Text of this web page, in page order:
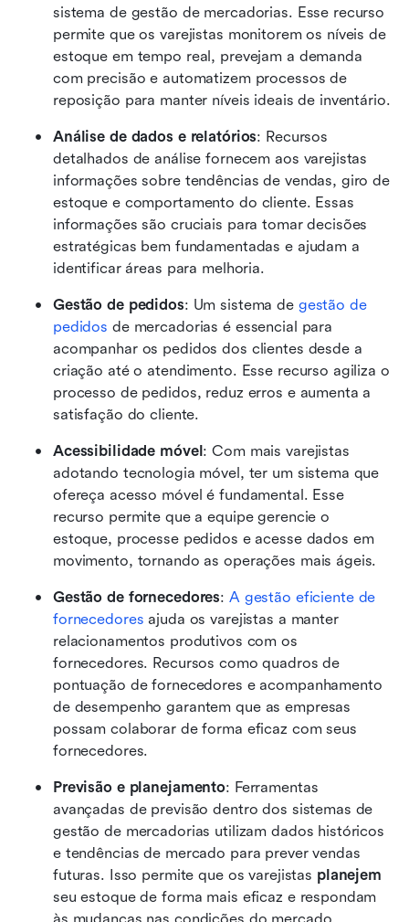
sistema de gestão de mercadorias. Esse recurso
permite que os varejistas monitorem os níveis de
estoque em tempo real, prevejam a demanda
com precisão e automatizem processos de
reposição para manter níveis ideais de inventário.
Análise de dados e relatórios: Recursos
detalhados de análise fornecem aos varejistas
informações sobre tendências de vendas, giro de
estoque e comportamento do cliente. Essas
informações são cruciais para tomar decisões
estratégicas bem fundamentadas e ajudam a
identificar áreas para melhoria.
Gestão de pedidos: Um sistema de gestão de
pedidos de mercadorias é essencial para
acompanhar os pedidos dos clientes desde a
criação até o atendimento. Esse recurso agiliza o
processo de pedidos, reduz erros e aumenta a
satisfação do cliente.
Acessibilidade móvel: Com mais varejistas
adotando tecnologia móvel, ter um sistema que
ofereça acesso móvel é fundamental. Esse
recurso permite que a equipe gerencie o
estoque, processe pedidos e acesse dados em
movimento, tornando as operações mais ágeis.
Gestão de fornecedores: A gestão eficiente de
fornecedores ajuda os varejistas a manter
relacionamentos produtivos com os
fornecedores. Recursos como quadros de
pontuação de fornecedores e acompanhamento
de desempenho garantem que as empresas
possam colaborar de forma eficaz com seus
fornecedores.
Previsão e planejamento: Ferramentas
avançadas de previsão dentro dos sistemas de
gestão de mercadorias utilizam dados históricos
e tendências de mercado para prever vendas
futuras. Isso permite que os varejistas planejem
seu estoque de forma mais eficaz e respondam
às mudanças nas condições do mercado.